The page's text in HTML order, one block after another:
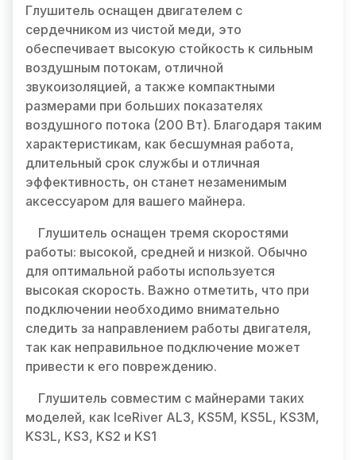
Глушитель оснащен двигателем с
сердечником из чистой меди, это
обеспечивает высокую стойкость к сильным
воздушным потокам, отличной
звукоизоляцией, а также компактными
размерами при больших показателях
воздушного потока (200 Вт). Благодаря таким
характеристикам, как бесшумная работа,
длительный срок службы и отличная
эффективность, он станет незаменимым
аксессуаром для вашего майнера.
Глушитель оснащен тремя скоростями
работы: высокой, средней и низкой. Обычно
для оптимальной работы используется
высокая скорость. Важно отметить, что при
подключении необходимо внимательно
следить за направлением работы двигателя,
так как неправильное подключение может
привести к его повреждению.
Глушитель совместим с майнерами таких
моделей, как IceRiver AL3, KS5M, KS5L, KS3M,
KS3L, KS3, KS2 и KS1